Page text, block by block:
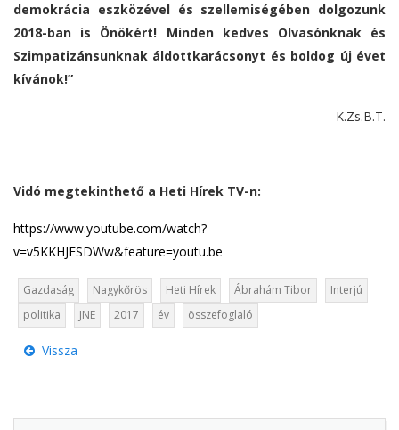
demokrácia eszközével és szellemiségében dolgozunk
2018-ban is Önökért! Minden kedves Olvasónknak és
Szimpatizánsunknak áldottkarácsonyt és boldog új évet
kívánok!”
K.Zs.B.T.
Vidó megtekinthető a Heti Hírek TV-n:
https://www.youtube.com/watch?
v=v5KKHJESDWw&feature=youtu.be
Gazdaság Nagykőrös Heti Hírek Ábrahám Tibor
Interjú
politika
JNE 2017 év összefoglaló
Vissza